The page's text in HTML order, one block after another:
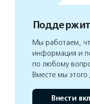
Мы работаем,
информация и
по любому
Вместе мы этого
Внести